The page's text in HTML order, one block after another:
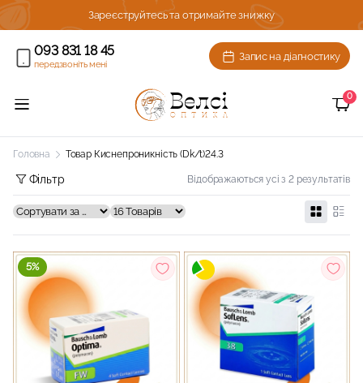
Зареєструйтесь та отримайте знижку
093 831 18 45
передзвоніть мені
Запис на діагностику
0
Головна Товар Киснепроникність (Dk/t)24.3
Відображаються усі з 2 результатів
Фільтр
5%